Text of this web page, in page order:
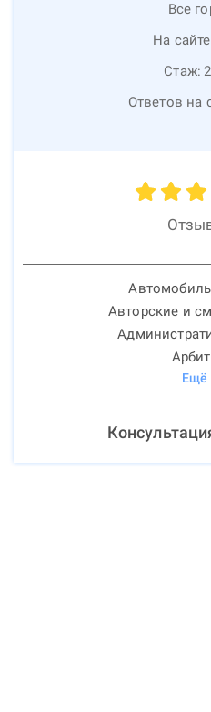
Все
На
Стаж:
Ответов на
Авторские и
Ещё